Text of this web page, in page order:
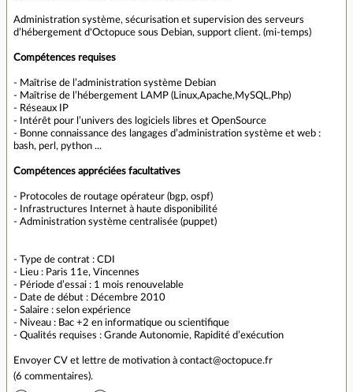
Administration système, sécurisation et supervision des serveurs
d’hébergement d'Octopuce sous Debian, support client. (mi-temps)
Compétences requises
- Maîtrise de l’administration système Debian
- Maîtrise de l’hébergement LAMP (Linux,Apache,MySQL,Php)
- Réseaux IP
- Intérêt pour l’univers des logiciels libres et OpenSource
- Bonne connaissance des langages d’administration système et web :
bash, perl, python ...
Compétences appréciées facultatives
- Protocoles de routage opérateur (bgp, ospf)
- Infrastructures Internet à haute disponibilité
- Administration système centralisée (puppet)
- Type de contrat : CDI
- Lieu : Paris 11e, Vincennes
- Période d’essai : 1 mois renouvelable
- Date de début : Décembre 2010
- Salaire : selon expérience
- Niveau : Bac +2 en informatique ou scientifique
- Qualités requises : Grande Autonomie, Rapidité d’exécution
Envoyer CV et lettre de motivation à contact@octopuce.fr
(6 commentaires).